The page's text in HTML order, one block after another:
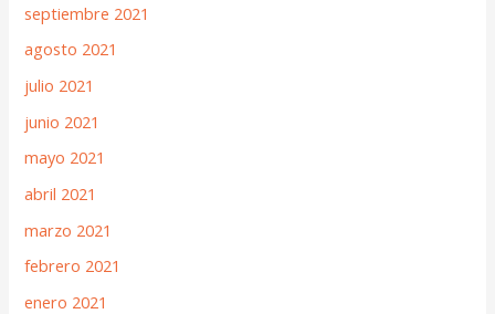
septiembre 2021
agosto 2021
julio 2021
junio 2021
mayo 2021
abril 2021
marzo 2021
febrero 2021
enero 2021